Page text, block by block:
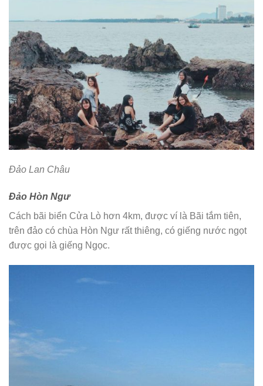
Đảo Lan Châu
Đảo Hòn Ngư
Cách bãi biển Cửa Lò hơn 4km, được ví là Bãi tắm tiên,
trên đảo có chùa Hòn Ngư rất thiêng, có giếng nước ngọt
được gọi là giếng Ngọc.